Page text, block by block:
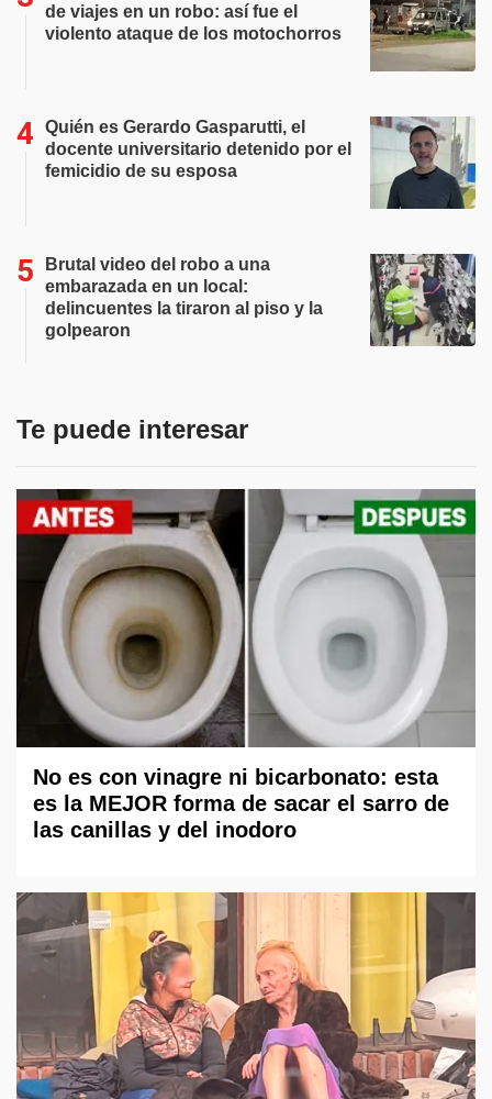
de viajes en un robo: así fue el
violento ataque de los motochorros
Quién es Gerardo Gasparutti, el
docente universitario detenido por el
femicidio de su esposa
Brutal video del robo a una
embarazada en un local:
delincuentes la tiraron al piso y la
golpearon
Te puede interesar
No es con vinagre ni bicarbonato: esta
es la MEJOR forma de sacar el sarro de
las canillas y del inodoro